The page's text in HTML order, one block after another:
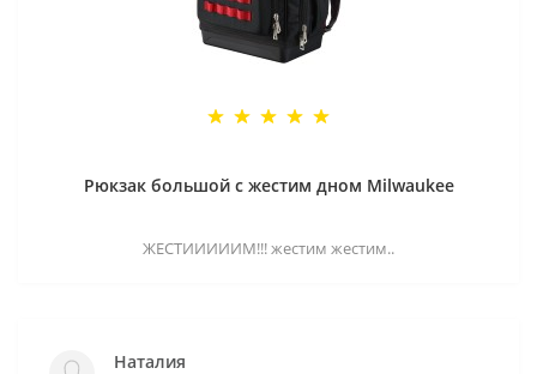
Рюкзак большой с жестим дном Milwaukee
ЖЕСТИИИИИМ!!! жестим жестим..
Наталия